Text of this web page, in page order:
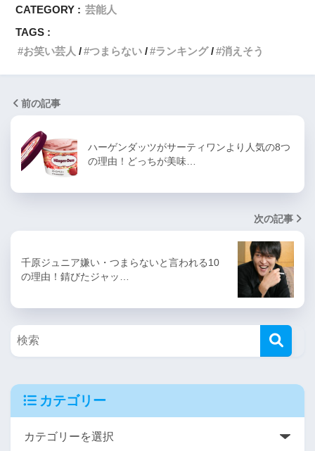
CATEGORY : 芸能人
TAGS :
お笑い芸人
つまらない ランキング 消えそう
前の記事
ハーゲンダッツがサーティワンより人気の8つ
の理由！どっちが美味…
次の記事
千原ジュニア嫌い・つまらないと言われる10
の理由！錆びたジャッ…
カテゴリー